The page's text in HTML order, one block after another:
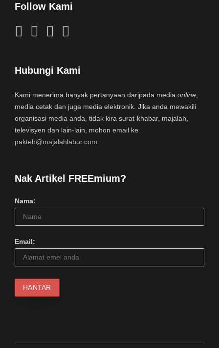
Follow Kami
Hubungi Kami
Kami menerima banyak pertanyaan daripada media online
media cetak dan juga media elektronik. Jika anda mewakili
organisasi media anda, tidak kira surat-khabar, majalah,
televisyen dan lain-lain, mohon email ke
pakteh@majalahlabur.com
Nak Artikel FREEmium?
Nama:
Email: